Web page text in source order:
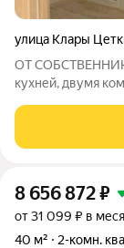
улица Клары
ОТ
кухней, двумя
район-центр
транспортная
8 656 872₽
от 31 099 ₽ в
40 м²
2-комн.